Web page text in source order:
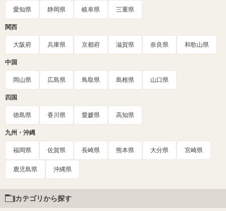
愛知県 静岡県 岐阜県 三重県
関西
大阪府 兵庫県 京都府 滋賀県 奈良県 和歌山県
中国
岡山県 広島県 鳥取県 島根県 山口県
四国
徳島県 香川県 愛媛県 高知県
九州・沖縄
福岡県 佐賀県 長崎県 熊本県 大分県 宮崎県
鹿児島県 沖縄県
カテゴリから探す